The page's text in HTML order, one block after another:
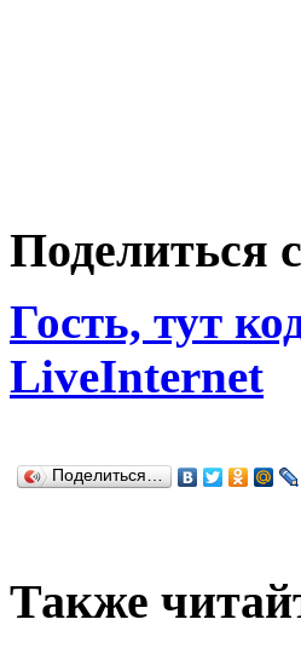
Поделиться
Гость, тут
LiveInternet
Поделиться…
Также